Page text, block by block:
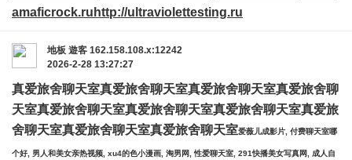
amaficrock.ru http://ultraviolettesting.ru
地板 遊客 162.158.108.x:12242
2026-2-28 13:27:27
真爱旅舍聊天室真爱旅舍聊天室真爱旅舍聊天室真爱旅舍聊
天室真爱旅舍聊天室真爱旅舍聊天室真爱旅舍聊天室真爱旅
舍聊天室真爱旅舍聊天室真爱旅舍聊天室爱薇儿成影片, 付费聊天室哪
个好, 男人和美女亲热视频, xu4的色小漫画, 淘男网, 性爱聊天室, 291快播美女写真网, 成人自